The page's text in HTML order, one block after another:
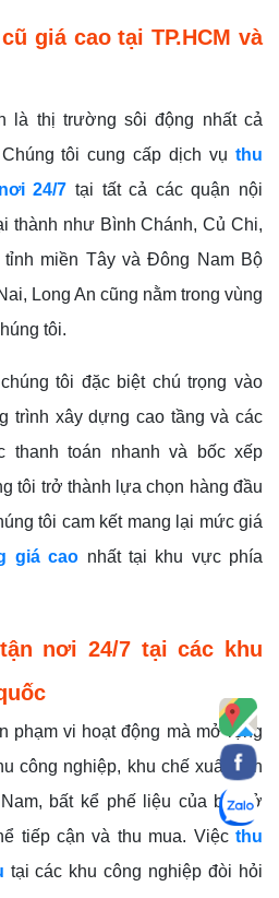
giá cao tại TP.HCM và
là thị trường sôi động nhất cả
tôi cung cấp dịch vụ thu
24/7 tại tất cả các quận nội
thành như Bình Chánh, Củ Chi,
tỉnh miền Tây và Đông Nam Bộ
Long An cũng nằm trong vùng
tôi.
tôi đặc biệt chú trọng vào
trình xây dựng cao tầng và các
thanh toán nhanh và bốc xếp
tôi trở thành lựa chọn hàng đầu
tôi cam kết mang lại mức giá
giá cao nhất tại khu vực phía
nơi 24/7 tại các khu
phạm vi hoạt động mà mở rộng
công nghiệp, khu chế xuất trên
bất kể phế liệu của bạn ở
tiếp cận và thu mua. Việc thu
tại các khu công nghiệp đòi hỏi